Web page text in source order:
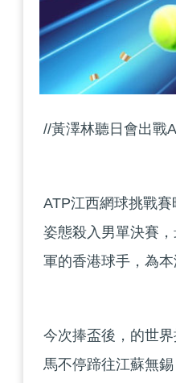
//黃澤林聽日會出戰
ATP江西網球挑戰
姿態殺入男單決賽
軍的香港球手，為本
今次捧盃後，的世
馬不停蹄往江蘇無